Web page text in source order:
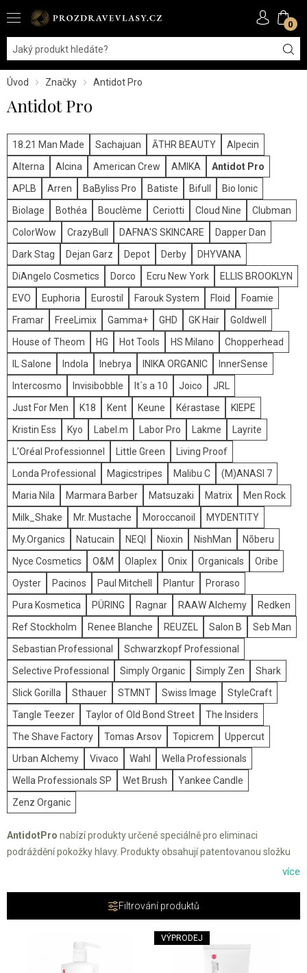
0
Úvod Značky Antidot Pro
Antidot Pro
18.21 Man Made Sachajuan ĀTHR BEAUTY
Alpecin
Alterna
Alcina American Crew AMIKA
Antidot Pro
APLB
Arren BaByliss Pro Batiste Bifull
Bio Ionic
Biolage
Bothéa Bouclème Ceriotti Cloud Nine
Clubman
ColorWow
CrazyBull DAFNA'S SKINCARE
Dapper Dan
Dark Stag
Dejan Garz Depot Derby
DHYVANA
DiAngelo Cosmetics
Dorco Ecru New York
ELLIS BROOKLYN
EVO
Euphoria Eurostil Farouk System Floid
Foamie
Framar
FreeLimix Gamma+ GHD GK Hair
Goldwell
House of Theom
HG Hot Tools HS Milano
Chopperhead
IL Salone
Indola Inebrya INIKA ORGANIC
InnerSense
Intercosmo
Invisibobble It´s a 10 Joico
JRL
Just For Men
K18 Kent Keune Kérastase
KIEPE
Kristin Ess
Kyo Label.m Labor Pro Lakme
Layrite
L’Oréal Professionnel
Little Green
Living Proof
Londa Professional
Magicstripes Malibu C
(M)ANASI 7
Maria Nila
Marmara Barber Matsuzaki Matrix
Men Rock
Milk_Shake
Mr. Mustache Moroccanoil
MYDENTITY
My.Organics
Natucain NEQI Nioxin NishMan
Nõberu
Nyce Cosmetics
O&M Olaplex Onix Organicals
Oribe
Oyster
Pacinos Paul Mitchell Plantur
Proraso
Pura Kosmetica
PÜRING Ragnar RAAW Alchemy
Redken
Ref Stockholm
Renee Blanche REUZEL Salon B
Seb Man
Sebastian Professional
Schwarzkopf Professional
Selective Professional
Simply Organic Simply Zen
Shark
Slick Gorilla
Sthauer STMNT Swiss Image
StyleCraft
Tangle Teezer
Taylor of Old Bond Street
The Insiders
The Shave Factory
Tomas Arsov Topicrem
Uppercut
Urban Alchemy
Vivaco Wahl
Wella Professionals
Wella Professionals SP
Wet Brush
Yankee Candle
Zenz Organic
AntidotPro nabízí produkty určené speciálně pro eliminaci
podráždění pokožky hlavy. Produkty obsahují patentovanou složku
pečuje o pokožku hlavy a zabraňuje podráždění.
více
Filtrování produktů
VÝPRODEJ